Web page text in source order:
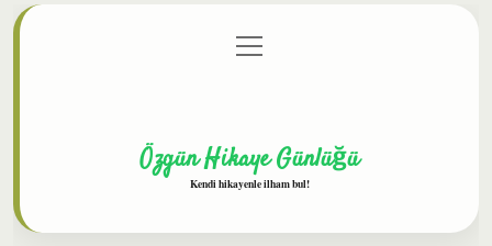
Gizlilik Politikası
menüyü
aç
Özgün Hikaye Günlüğü
Kendi hikayenle ilham bul!